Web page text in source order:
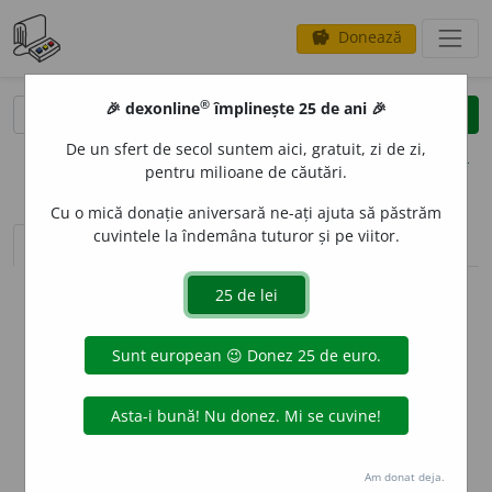
savings Donează
clear
opțiuni
sinteza definițiilor (1) definiții (13) conjugări
info
Aceste definiții sunt compilate de
echipa dexonline. Definițiile
originale se află pe filadefiniții.
preferințe
🎉 dexonline® împlinește 25 de ani 🎉
De un sfert de secol suntem aici, gratuit, zi de zi,
pentru milioane de căutări.
Cu o mică donație aniversară ne-ați ajuta să păstrăm
cuvintele la îndemâna tuturor și pe viitor.
Am donat deja.